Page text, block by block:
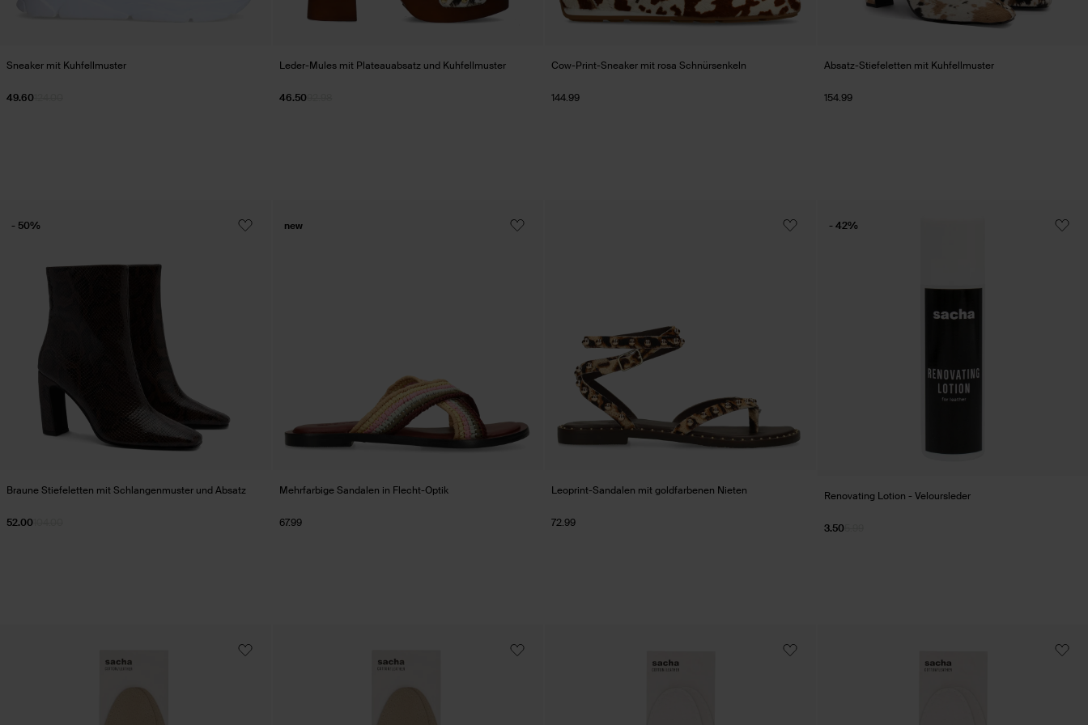
Sneaker mit Kuhfellmuster
49.60
Leder-Mules mit Plateauabsatz und Kuhfellmuster
92.98
46.50
Cow-Print-Sneaker mit rosa Schnürsenkeln
144.99
Absatz-Stiefeletten mit Kuhfellmuster
154.99
Braune Stiefeletten mit Schlangenmuster und Absatz
52.00
- 50%
Mehrfarbige Sandalen in Flecht-Optik
67.99
new
Leoprint-Sandalen mit goldfarbenen Nieten
72.99
Renovating Lotion - Veloursleder
5.99
3.50
- 42%